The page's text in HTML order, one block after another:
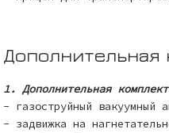
Дополнительная
1. Дополнительная
- газоструйный вакуумный
- задвижка на